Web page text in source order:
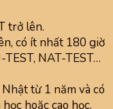
trở lên.
có ít nhất 180 giờ
NAT-TEST…
từ 1 năm và có
hoặc cao học.